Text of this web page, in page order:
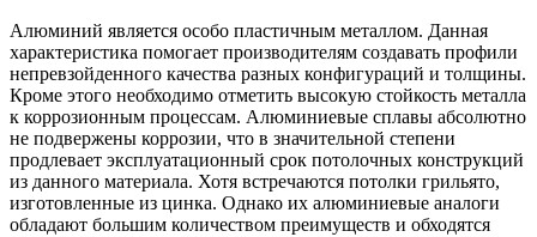
Алюминий является особо пластичным металлом. Данная
характеристика помогает производителям создавать профили
непревзойденного качества разных конфигураций и толщины.
Кроме этого необходимо отметить высокую стойкость металла
к коррозионным процессам. Алюминиевые сплавы абсолютно
не подвержены коррозии, что в значительной степени
продлевает эксплуатационный срок потолочных конструкций
из данного материала. Хотя встречаются потолки грильято,
изготовленные из цинка. Однако их алюминиевые аналоги
обладают большим количеством преимуществ и обходятся